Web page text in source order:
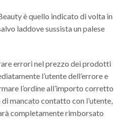
è quello indicato di volta in
laddove sussista un palese
errori nel prezzo dei prodotti
l’utente dell’errore e
l’ordine all’importo corretto
mancato contatto con l’utente,
completamente rimborsato